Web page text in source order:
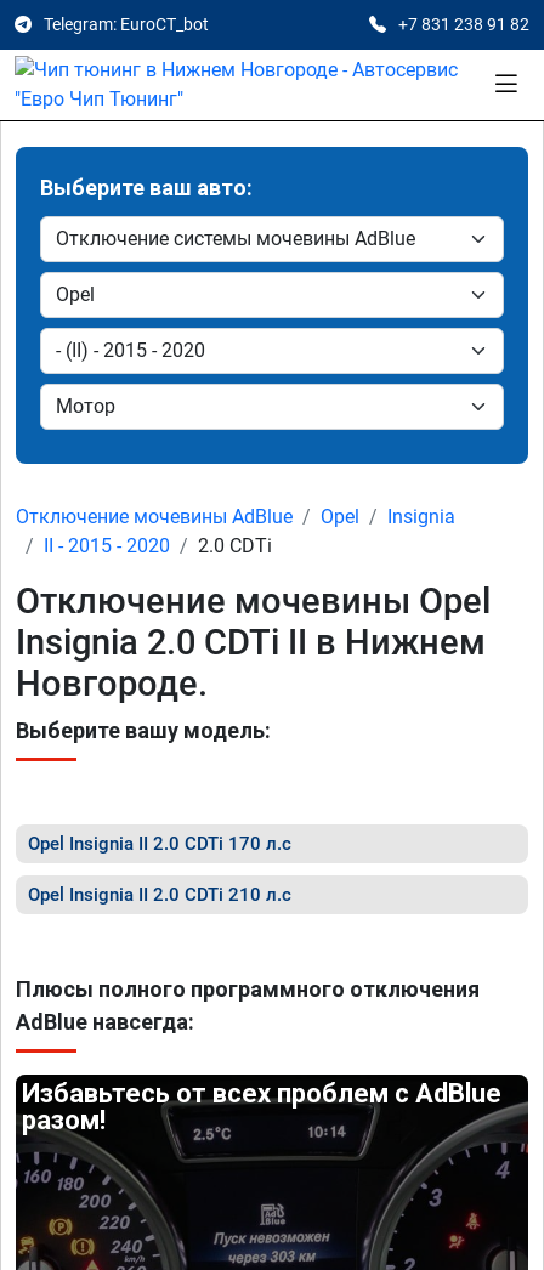
Telegram: EuroCT_bot +7 831 238 91 82
Выберите ваш авто:
Отключение мочевины AdBlue Opel
Insignia
II - 2015 - 2020
2.0 CDTi
Отключение мочевины Opel
Insignia 2.0 CDTi II в Нижнем
Новгороде.
Выберите вашу модель:
Opel Insignia II 2.0 CDTi 170 л.с
Opel Insignia II 2.0 CDTi 210 л.с
Плюсы полного программного отключения
AdBlue навсегда:
Избавьтесь от всех проблем с AdBlue
разом!